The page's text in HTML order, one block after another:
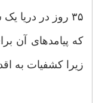
۳۵ روز در دریا
که پیامدهای آن
زیرا کشفیات به